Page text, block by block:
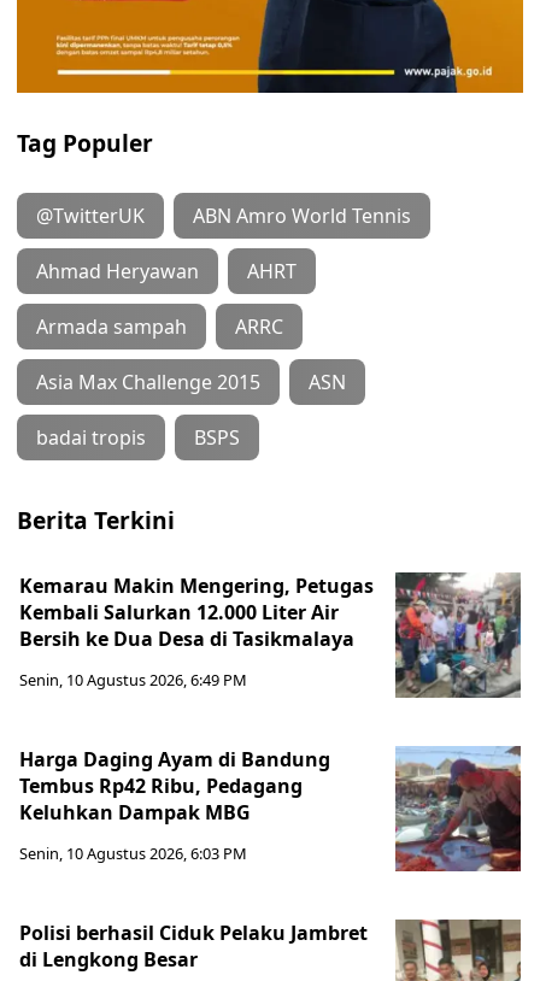
Tag Populer
@TwitterUK ABN Amro World Tennis
Ahmad Heryawan AHRT
Armada sampah ARRC
Asia Max Challenge 2015 ASN
badai tropis BSPS
Berita Terkini
Kemarau Makin Mengering, Petugas
Kembali Salurkan 12.000 Liter Air
Bersih ke Dua Desa di Tasikmalaya
Senin, 10 Agustus 2026, 6:49 PM
Harga Daging Ayam di Bandung
Tembus Rp42 Ribu, Pedagang
Keluhkan Dampak MBG
Senin, 10 Agustus 2026, 6:03 PM
Polisi berhasil Ciduk Pelaku Jambret
di Lengkong Besar